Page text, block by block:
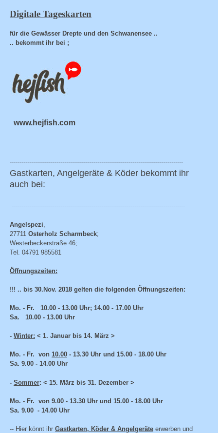
Digitale Tageskarten
für die Gewässer Drepte und den Schwanensee ..
.. bekommt ihr bei ;
www.hejfish.com
-----------------------------------------------------------------------------------------
Gastkarten, Angelgeräte & Köder bekommt ihr
auch bei:
-----------------------------------------------------------------------------------------
Angelspezi
27711 Osterholz Scharmbeck;
Westerbeckerstraße 46;
Tel. 04791 985581
Öffnungszeiten:
!!! .. bis 30.Nov. 2018 gelten die folgenden Öffnungszeiten:
Mo. - Fr. 10.00 - 13.00 Uhr; 14.00 - 17.00 Uhr
Sa. 10.00 - 13.00 Uhr
- Winter: < 1. Januar bis 14. März >
Mo. - Fr. von 10.00 - 13.30 Uhr und 15.00 - 18.00 Uhr
Sa. 9.00 - 14.00 Uhr
- Sommer: < 15. März bis 31. Dezember >
Mo. - Fr. von 9.00 - 13.30 Uhr und 15.00 - 18.00 Uhr
Sa. 9.00 - 14.00 Uhr
-- Hier könnt ihr Gastkarten, Köder & Angelgeräte erwerben und